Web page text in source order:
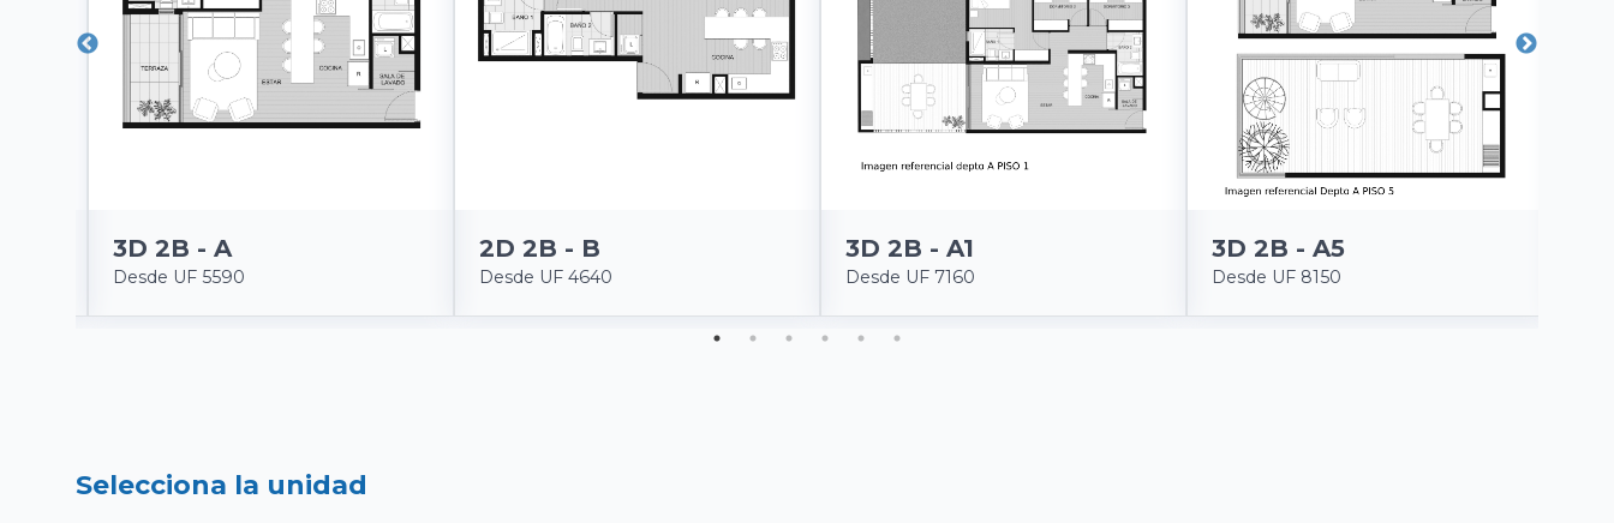
3D 2B - A
Desde UF 5590
2D 2B - B
Desde UF 4640
3D 2B - A1
Desde UF 7160
3D 2B - A5
Desde UF 8150
Selecciona la unidad